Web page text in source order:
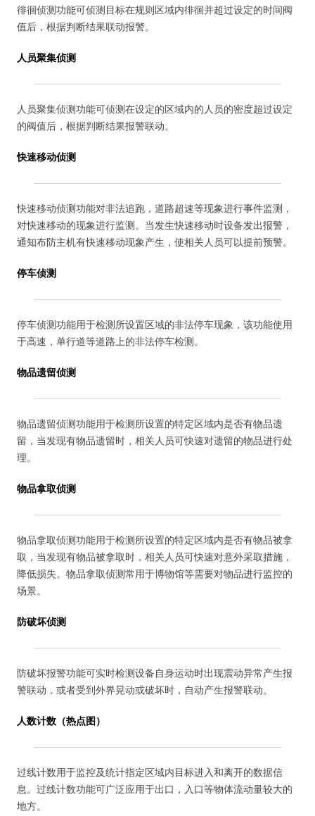
徘徊侦测功能可侦测目标在规则区域内徘徊并超过设定的时间阀
值后，根据判断结果联动报警。
人员聚集侦测
人员聚集侦测功能可侦测在设定的区域内的人员的密度超过设定
的阀值后，根据判断结果报警联动。
快速移动侦测
快速移动侦测功能对非法追跑，道路超速等现象进行事件监测，
对快速移动的现象进行监测。当发生快速移动时设备发出报警，
通知布防主机有快速移动现象产生，使相关人员可以提前预警。
停车侦测
停车侦测功能用于检测所设置区域的非法停车现象，该功能使用
于高速，单行道等道路上的非法停车检测。
物品遗留侦测
物品遗留侦测功能用于检测所设置的特定区域内是否有物品遗
留，当发现有物品遗留时，相关人员可快速对遗留的物品进行处
理。
物品拿取侦测
物品拿取侦测功能用于检测所设置的特定区域内是否有物品被拿
取，当发现有物品被拿取时，相关人员可快速对意外采取措施，
降低损失。物品拿取侦测常用于博物馆等需要对物品进行监控的
场景。
防破坏侦测
防破坏报警功能可实时检测设备自身运动时出现震动异常产生报
警联动，或者受到外界晃动或破坏时，自动产生报警联动。
人数计数（热点图）
过线计数用于监控及统计指定区域内目标进入和离开的数据信
息。过线计数功能可广泛应用于出口，入口等物体流动量较大的
地方。